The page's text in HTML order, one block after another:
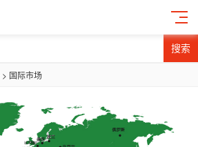
搜索
> 国际市场